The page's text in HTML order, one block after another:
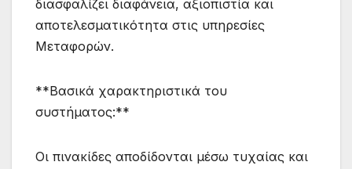
διασφαλίζει διαφάνεια, αξιοπιστία και
αποτελεσματικότητα στις υπηρεσίες
Μεταφορών.
**Βασικά χαρακτηριστικά του
συστήματος:**
Οι πινακίδες αποδίδονται μέσω τυχαίας και